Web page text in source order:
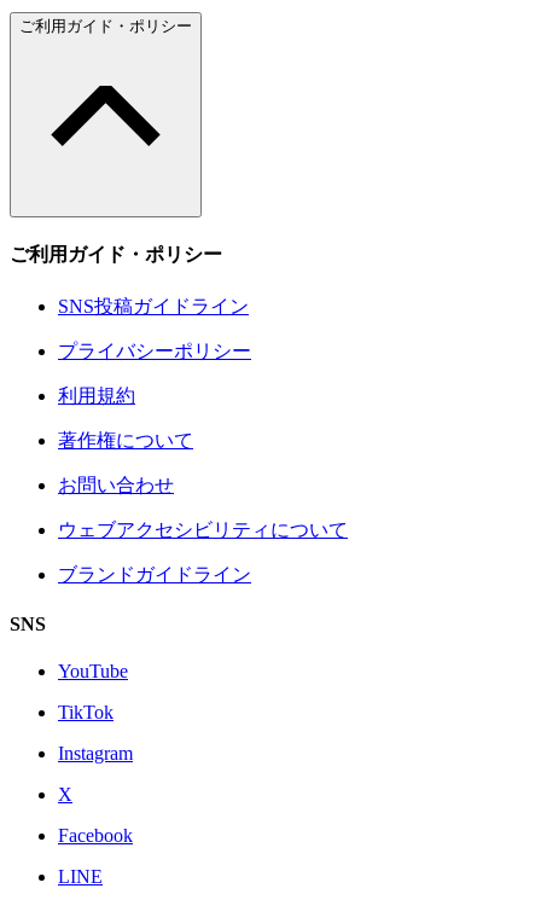
ご利用ガイド・ポリシー
ご利用ガイド・ポリシー
SNS投稿ガイドライン
プライバシーポリシー
利用規約
著作権について
お問い合わせ
ウェブアクセシビリティについて
ブランドガイドライン
SNS
YouTube
TikTok
Instagram
X
Facebook
LINE